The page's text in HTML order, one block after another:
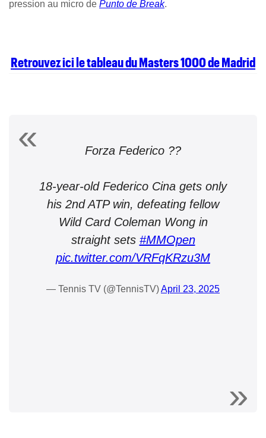
pression au micro de Punto de Break.
Retrouvez ici le tableau du Masters 1000 de Madrid
Forza Federico ??
18-year-old Federico Cina gets only
his 2nd ATP win, defeating fellow
Wild Card Coleman Wong in
straight sets #MMOpen
pic.twitter.com/VRFqKRzu3M
— Tennis TV (@TennisTV)April 23, 2025